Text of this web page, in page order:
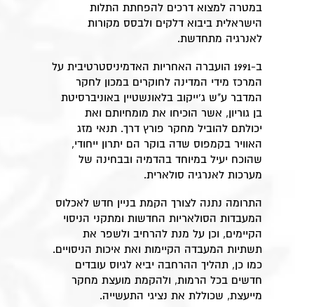
במטרה למצוא דרכים להפחתת התלות
הישראלית ביבוא דלקים ולבסס מקורות
לאנרגיה מתחדשת.
ב-1991 הועברה האחריות האדמיניסטרטיבית על
המרכז מידי המדינה לחוקרים במכון לחקר
המדבר ע"ש ג'ייקוב בלאונשטיין באוניברסיטת
בן גוריון, אשר הוכיחו את מומחיותם ואת
יכולתם להוביל מחקר פורץ דרך. תנאי מזג
האוויר בקמפוס שדה בוקר הם יתרון ייחודי,
שהוכח יעיל במיוחד בהדמיה ובבחינה של
מערכות לאנרגיה סולארית.
התרומה נתנה לצורך הקמת בניין חדש לאכלוס
המעבדות הסולאריות החדשות ומתקני הניסוי
הקיימים, וכן על מנת להרחיב ולשפר את
תשתיות המעבדה הקיימות ואת איכות הניסויים.
כמו כן, תהליך ההרחבה יביא לגיוס עובדים
חדשים בכל הרמות, ולהקמת מועצת מחקר
מייעצת, שכוללת את נציגי התעשייה.